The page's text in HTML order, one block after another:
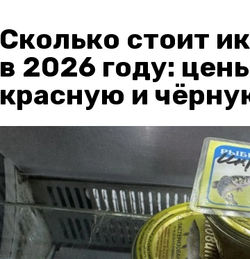
Сколько стоит
в 2026 году:
красную и